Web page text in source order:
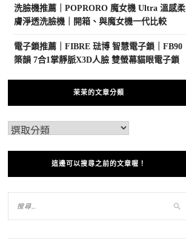
洗臉機推薦｜POPRORO 魔女機 Ultra 溫感柔
膚淨透洗臉機｜開箱、與魔女機一代比較
電子鎖推薦｜FIBRE 琺博 智慧電子鎖｜FB90
築韻 7合1掌靜脈X3D人臉 雙螢幕貓眼電子鎖
茉茉的文章分類
這邊可以搜尋之前的文章喔！